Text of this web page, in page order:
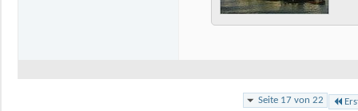
Seite 17 von 22